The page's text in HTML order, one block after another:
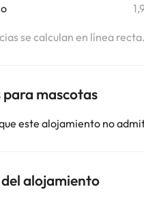
se calculan en línea
mascotas
este alojamiento no
alojamiento